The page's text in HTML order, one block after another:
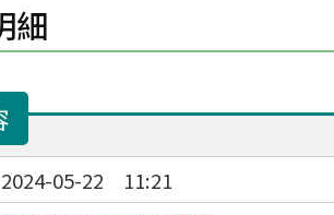
細
2024-05-22 11:21